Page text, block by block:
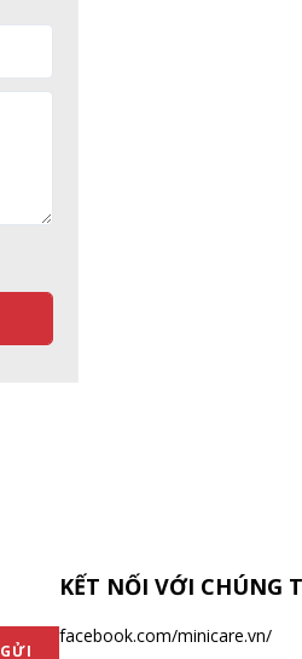
GỬI
KẾT NỐI VỚI CHÚNG
facebook.com/minicare.vn/